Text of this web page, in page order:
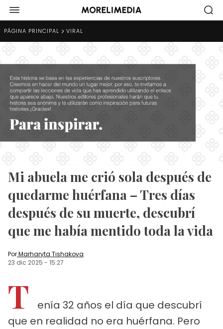
PÁGINA PRINCIPAL VIRAL
Mi abuela me crió sola después de
quedarme huérfana – Tres días
después de su muerte, descubrí
que me había mentido toda la vida
PorMarharyta Tishakova
23 dic 2025 - 15:27
T
enía 32 años el día que descubrí
que en realidad no era huérfana. Pero